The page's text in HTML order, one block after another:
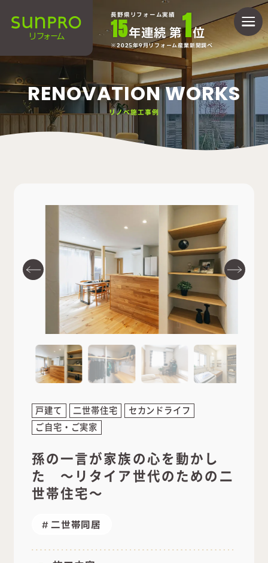
長野県リフォーム実績
15年連続 第1位
2025年9月リフォーム産業新聞調べ
RENOVATION WORKS
リノベ施工事例
戸建て 二世帯住宅
セカンドライフ
ご自宅・ご実家
孫の一言が家族の心を動かし
た ～リタイア世代のための二
世帯住宅～
二世帯同居